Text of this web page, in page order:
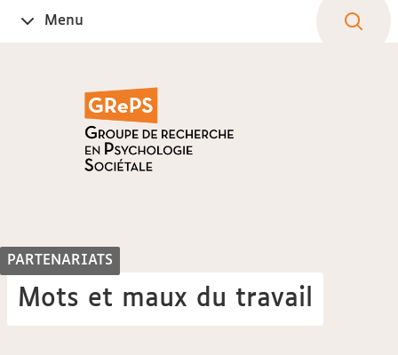
OuvrirMenu
PARTENARIATS
Mots et maux du travail